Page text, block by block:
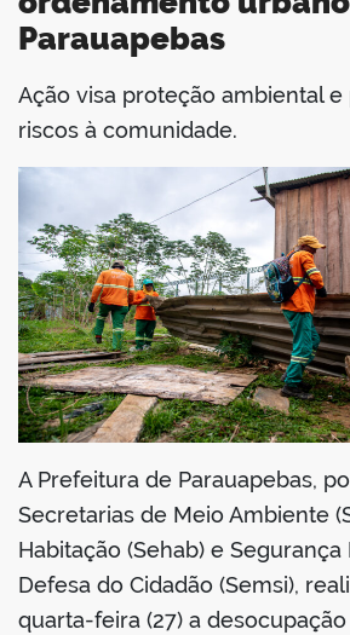
Parauapebas
Ação visa proteção ambiental
riscos à comunidade.
A Prefeitura de Parauapebas,
Secretarias de Meio Ambiente
Habitação (Sehab) e
Defesa do Cidadão (Semsi),
quarta-feira (27) a